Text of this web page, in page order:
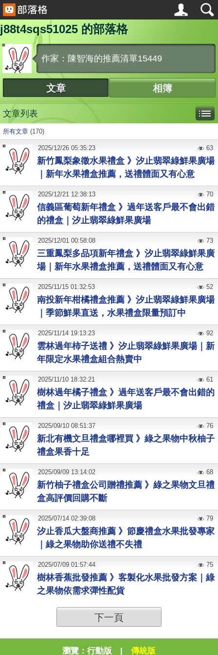
j88t4sqs51025 的部落格
作家：陳智海的推薦清單15449
文章 相簿
文章列表
所有文章 (170)
新竹鳳梨象徵水果禮盒 》汐止翡翠綠鮮果廣場
｜新年水果禮盒推薦，送禮體面又有心意
2025/12/26 05:35:23 63
信義區葡萄新年禮盒 》過年送客戶最不會出錯
的禮盒｜汐止翡翠綠鮮果廣場
2025/12/21 12:38:13 70
三重鳳梨多品項新年禮盒 》汐止翡翠綠鮮果廣
場｜新年水果禮盒推薦，送禮體面又有心意
2025/12/01 00:58:08 73
南投新年柑橘禮盒推薦 》汐止翡翠綠鮮果廣場
｜季節鮮果直送，水果禮盒限量預訂中
2025/11/15 01:32:53 52
雲林過年柿子送禮 》汐止翡翠綠鮮果廣場｜新
年限定水果禮盒組合熱賣中
2025/11/14 19:13:23 92
樹林過年橘子禮盒 》過年送客戶最不會出錯的
禮盒｜汐止翡翠綠鮮果廣場
2025/11/10 18:32:21 61
新北有機文旦禮盒哪裡買 》綠之果物中秋柚子
禮盒果香十足
2025/09/10 08:51:37 76
新竹柚子禮盒公司贈禮推薦 》綠之果物文旦禮
盒高評價回購不斷
2025/09/09 13:14:02 68
汐止香瓜大盤商推薦 》節慶禮盒水果批發專家
｜綠之果物助你送禮不失禮
2025/07/14 02:39:08 79
樹林香蕉批發推薦 》客製化水果批發方案｜綠
之果物依需求彈性配貨
2025/07/09 01:57:44 75
下一頁
瀏覽： 行動版 | 傳統版